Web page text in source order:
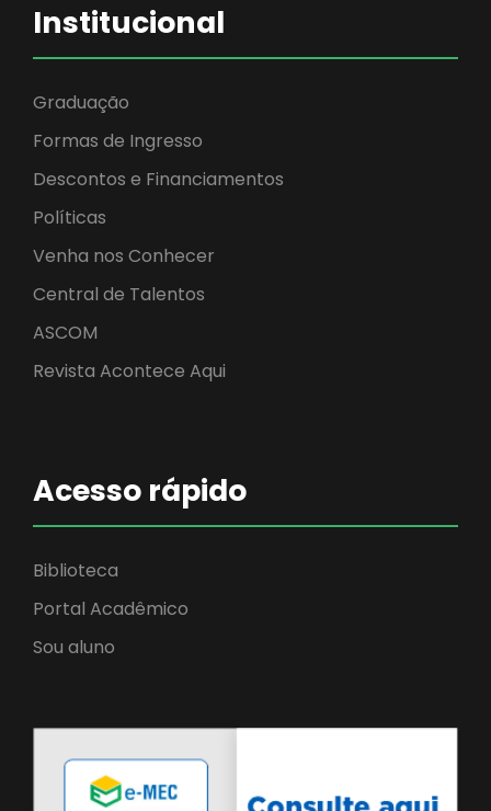
Institucional
Graduação
Formas de Ingresso
Descontos e Financiamentos
Políticas
Venha nos Conhecer
Central de Talentos
ASCOM
Revista Acontece Aqui
Acesso rápido
Biblioteca
Portal Acadêmico
Sou aluno